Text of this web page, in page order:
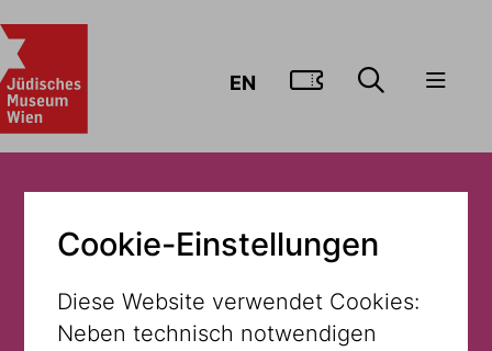
EN ZUM
Schule schaut Museum
Cookie-Einstellungen
Diese Website verwendet Cookies:
Neben technisch notwendigen